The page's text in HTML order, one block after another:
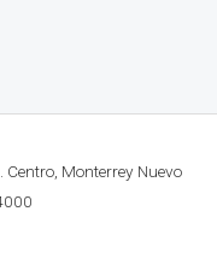
Monterrey Nuevo